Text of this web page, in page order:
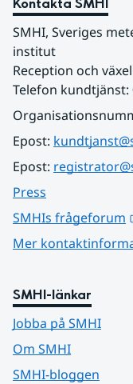
SMHI, Sveriges
institut
Reception och
Telefon kundtjänst:
Epost:
Epost:
Press
SMHIs frågeforum
Mer
SMHI-länkar
Jobba på SMHI
Om SMHI
SMHI-bloggen